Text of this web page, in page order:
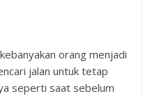
orang menjadi
jalan untuk tetap
seperti saat sebelum